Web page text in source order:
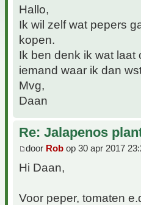
Hallo,
Ik wil zelf wat pepers
kopen.
Ik ben denk ik wat laat
iemand waar ik dan
Mvg,
Daan
Re: Jalapenos
door Rob op 30 apr 2017
Hi Daan,
Voor peper, tomaten